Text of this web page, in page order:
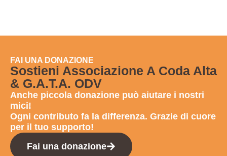
FAI UNA DONAZIONE
Sostieni Associazione A Coda Alta
& G.A.T.A. ODV
Anche piccola donazione può aiutare i nostri
mici!
Ogni contributo fa la differenza. Grazie di cuore
per il tuo supporto!
Fai una donazione